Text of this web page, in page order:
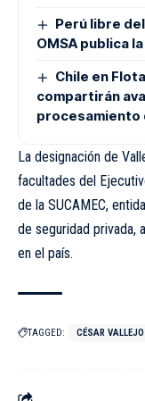
Perú libre
OMSA publica
Chile en
compartirán
procesamiento
La designación de
facultades del
de la SUCAMEC,
de seguridad privada,
en el país.
TAGGED: CÉSAR